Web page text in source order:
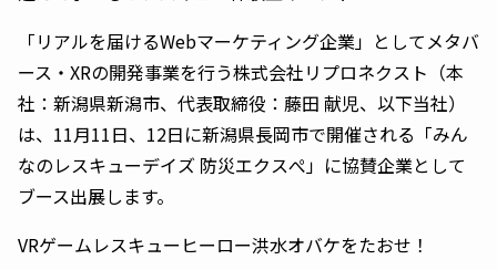
「リアルを届けるWebマーケティング企業」としてメタバ
ース・XRの開発事業を行う株式会社リプロネクスト（本
社：新潟県新潟市、代表取締役：藤田 献児、以下当社）
は、11月11日、12日に新潟県長岡市で開催される「みん
なのレスキューデイズ 防災エクスぺ」に協賛企業として
ブース出展します。
VRゲームレスキューヒーロー洪水オバケをたおせ！